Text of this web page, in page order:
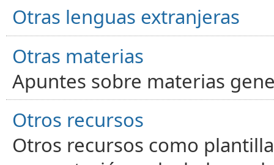
Otras lenguas extranjeras
Otras materias
Apuntes sobre materias
Otros recursos
Otros recursos como